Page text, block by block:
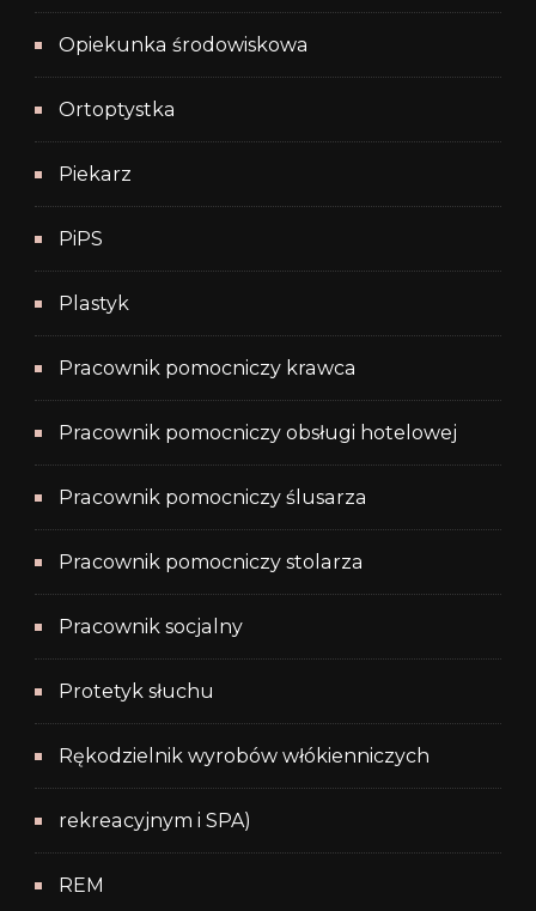
Opiekunka środowiskowa
Ortoptystka
Piekarz
PiPS
Plastyk
Pracownik pomocniczy krawca
Pracownik pomocniczy obsługi hotelowej
Pracownik pomocniczy ślusarza
Pracownik pomocniczy stolarza
Pracownik socjalny
Protetyk słuchu
Rękodzielnik wyrobów włókienniczych
rekreacyjnym i SPA)
REM